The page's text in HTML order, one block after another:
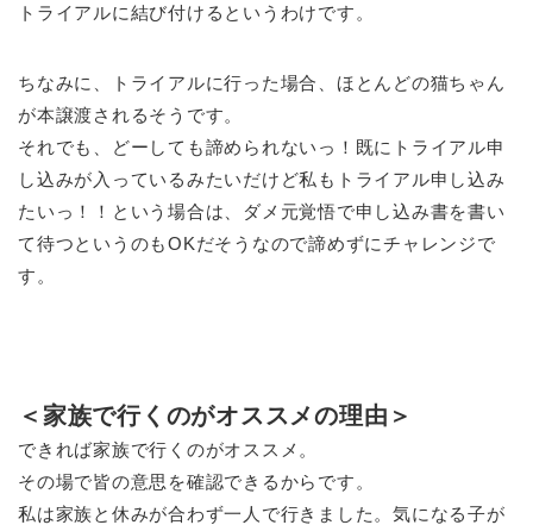
トライアルに結び付けるというわけです。
ちなみに、トライアルに行った場合、ほとんどの猫ちゃん
が本譲渡されるそうです。
それでも、どーしても諦められないっ！既にトライアル申
し込みが入っているみたいだけど私もトライアル申し込み
たいっ！！という場合は、ダメ元覚悟で申し込み書を書い
て待つというのもOKだそうなので諦めずにチャレンジで
す。
＜家族で行くのがオススメの理由＞
できれば家族で行くのがオススメ 。
その場で皆の意思を確認できるからです。
私は家族と休みが合わず一人で行きました。気になる子が